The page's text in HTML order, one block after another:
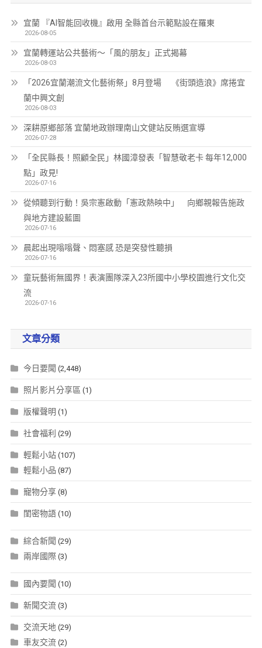
宜蘭 『AI智能回收機』啟用 全縣首台示範點設在羅東
2026-08-05
宜蘭轉運站公共藝術～「風的朋友」正式揭幕
2026-08-03
「2026宜蘭潮流文化藝術祭」8月登場 《街頭造浪》席捲宜
蘭中興文創
2026-08-03
深耕原鄉部落 宜蘭地政辦理南山文健站反賄選宣導
2026-07-28
「全民縣長！照顧全民」林國漳發表「智慧敬老卡 每年12,000
點」政見!
2026-07-16
從傾聽到行動！吳宗憲啟動「憲政熱映中」 向鄉親報告施政
與地方建設藍圖
2026-07-16
晨起出現嗡嗡聲、悶塞感 恐是突發性聽損
2026-07-16
童玩藝術無國界！表演團隊深入23所國中小學校園進行文化交
流
2026-07-16
文章分類
今日要聞 (2,448)
照片影片分享區 (1)
版權聲明 (1)
社會福利 (29)
輕鬆小站(107)
輕鬆小品 (87)
寵物分享(8)
閨密物語(10)
綜合新聞 (29)
兩岸國際(3)
國內要聞 (10)
新聞交流(3)
交流天地(29)
車友交流(2)